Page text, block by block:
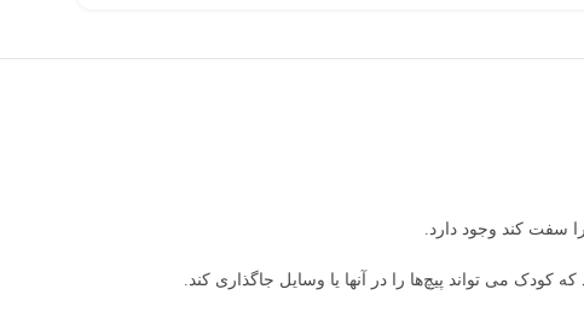
سفت کند وجود دارد.
می تواند پیچ‌ها را در آنها یا وسایل جاگذاری کند.